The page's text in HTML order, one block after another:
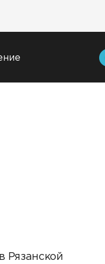
Рязанской